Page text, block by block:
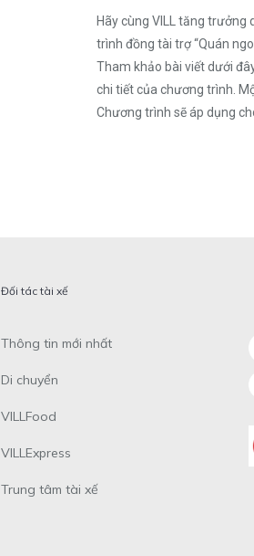
Hãy cùng VILL tăng trưởng
trình đồng tài trợ “Quán
Tham khảo bài viết dưới
chi tiết của chương trình.
Chương trình sẽ áp dụng
Đối tác tài xế
Thông tin mới nhất
Di chuyển
VILLFood
VILLExpress
Trung tâm tài xế